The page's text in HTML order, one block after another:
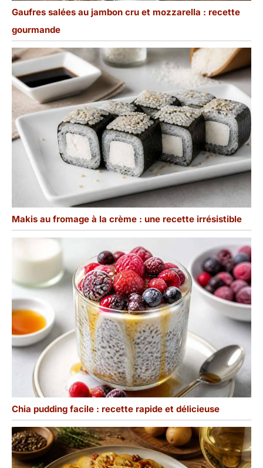
Gaufres salées au jambon cru et mozzarella : recette
gourmande
Makis au fromage à la crème : une recette irrésistible
Chia pudding facile : recette rapide et délicieuse